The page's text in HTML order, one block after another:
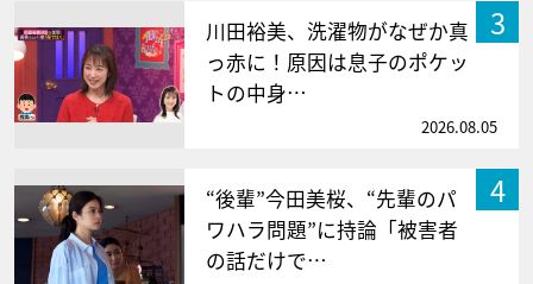
3
川田裕美、洗濯物がなぜか真
っ赤に！原因は息子のポケッ
トの中身…
2026.08.05
4
“後輩”今田美桜、“先輩のパ
ワハラ問題”に持論「被害者
の話だけで…